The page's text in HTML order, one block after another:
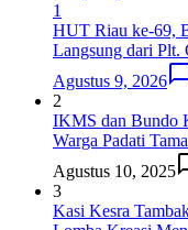
1
HUT Riau ke-69,
Langsung dari Plt.
Agustus 9, 2026
2
IKMS dan Bundo
Warga Padati
Agustus 10, 2025
3
Kasi Kesra